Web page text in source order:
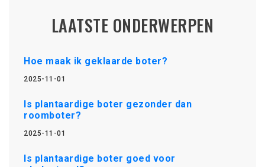
LAATSTE ONDERWERPEN
Hoe maak ik geklaarde boter?
2025-11-01
Is plantaardige boter gezonder dan
roomboter?
2025-11-01
Is plantaardige boter goed voor